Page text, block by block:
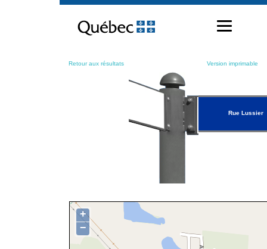
contenu
Retour aux résultats Version imprimable
Rue Lussier
+
−